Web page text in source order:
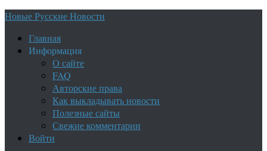
Новые Русские Новости
Главная
Информация
О сайте
FAQ
Авторские права
Как выкладывать новости
Полезные сайты
Свежие комментарии
Войти